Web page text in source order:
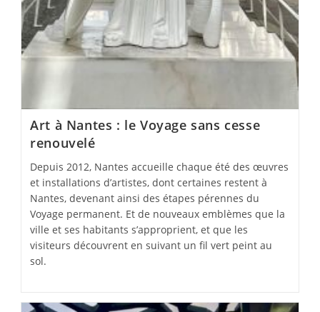
Art à Nantes : le Voyage sans cesse
renouvelé
Depuis 2012, Nantes accueille chaque été des œuvres
et installations d’artistes, dont certaines restent à
Nantes, devenant ainsi des étapes pérennes du
Voyage permanent. Et de nouveaux emblèmes que la
ville et ses habitants s’approprient, et que les
visiteurs découvrent en suivant un fil vert peint au
sol.